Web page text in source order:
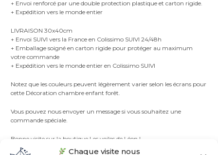
Chaque visite nous
+ Envoi renforcé par une double protection plastique et carton rigide.
+ Expédition vers le monde entier
LIVRAISON 30x40cm
+ Envoi SUIVI vers la France en Colissimo SUIVI 24/48h
+ Emballage soigné en carton rigide pour protéger au maximum
votre commande
+ Expédition vers le monde entier en Colissimo SUIVI
Notez que les couleurs peuvent légèrement varier selon les écrans pour
cette Décoration chambre enfant forêt.
Vous pouvez nous envoyer un message si vous souhaitez une
commande spéciale.
Bonne visite sur la boutique Les voiles de Léon !